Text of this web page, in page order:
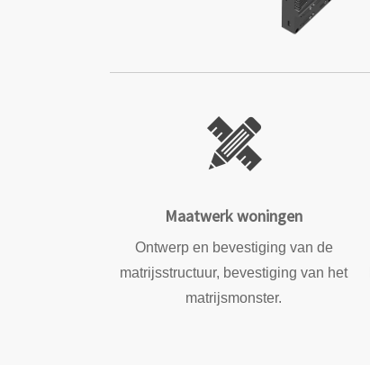
Maatwerk woningen
Ontwerp en bevestiging van de
matrijsstructuur, bevestiging van het
matrijsmonster.